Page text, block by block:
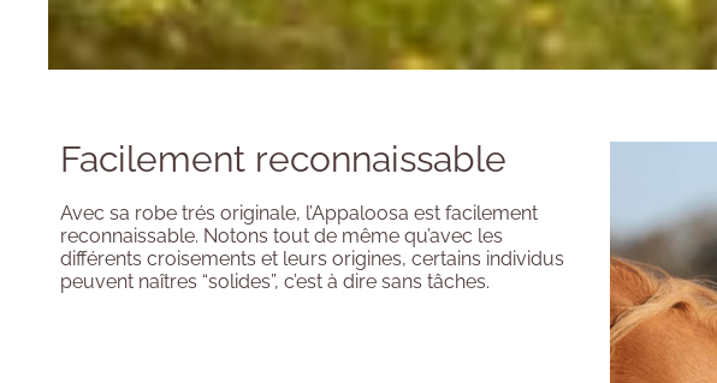
Facilement reconnaissable
Avec sa robe trés originale, l’Appaloosa est facilement
reconnaissable. Notons tout de même qu’avec les
différents croisements et leurs origines, certains individus
peuvent naîtres “solides”, c’est à dire sans tâches.